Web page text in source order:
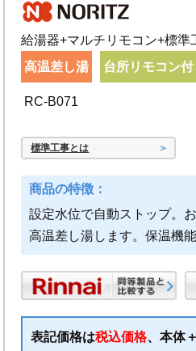
給湯器+マルチリモコン+標準
高温差し湯
台所リモコン付
RC-B071
標準工事とは
設定水位で自動ストップ。
高温差し湯します。保温機能
表記価格は税込価格、本体